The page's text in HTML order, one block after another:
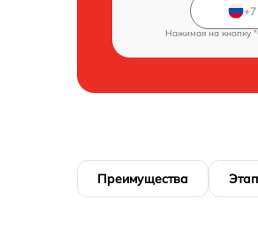
Нажимая на кнопку
Преимущества